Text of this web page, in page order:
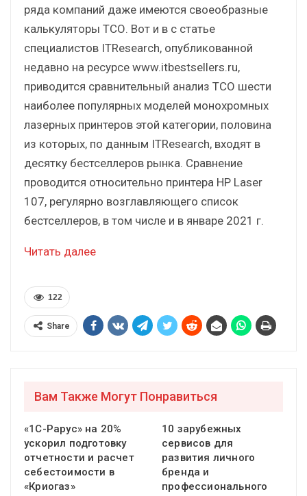
ряда компаний даже имеются своеобразные
калькуляторы ТСО. Вот и в с статье
специалистов ITResearch, опубликованной
недавно на ресурсе www.itbestsellers.ru,
приводится сравнительный анализ ТСО шести
наиболее популярных моделей монохромных
лазерных принтеров этой категории, половина
из которых, по данным ITResearch, входят в
десятку бестселлеров рынка. Сравнение
проводится относительно принтера HP Laser
107, регулярно возглавляющего список
бестселлеров, в том числе и в январе 2021 г.
Читать далее
122
Share
Вам Также Могут Понравиться
«1С-Рарус» на 20%
ускорил подготовку
отчетности и расчет
себестоимости в
«Криогаз»
10 зарубежных
сервисов для
развития личного
бренда и
профессионального